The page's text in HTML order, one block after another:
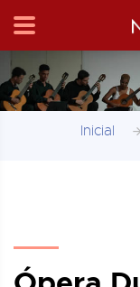
Inicial